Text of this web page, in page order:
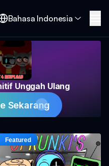
Bahasa Indonesia
Unggah Ulang
Sekarang